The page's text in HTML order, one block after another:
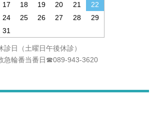
17 18 19 20 21
22
24 25 26 27 28
29
31
診日（土曜日午後休診）
急輪番当番日☎089-943-3620